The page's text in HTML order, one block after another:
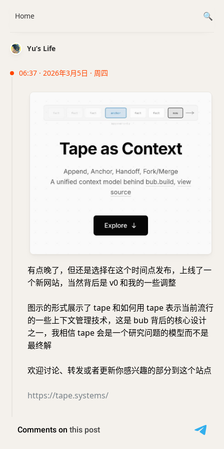
Yu’s Life
06:37 · 2026年3月5日 · 周四
有点晚了，但还是选择在这个时间点发布，上线了一
个新网站，当然背后是 v0 和我的一些调整
图示的形式展示了 tape 和如何用 tape 表示当前流行
的一些上下文管理技术，这是 bub 背后的核心设计
之一，我相信 tape 会是一个研究问题的模型而不是
最终解
欢迎讨论、转发或者更新你感兴趣的部分到这个站点
https://tape.systems/
Home